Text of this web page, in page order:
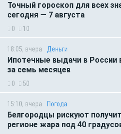
Точный гороскоп для всех
сегодня — 7 августа
0 10
18:05, вчера Деньги
Ипотечные выдачи в России
за семь месяцев
0 50
15:10, вчера Погода
Белгородцы рискуют
регионе жара под 40